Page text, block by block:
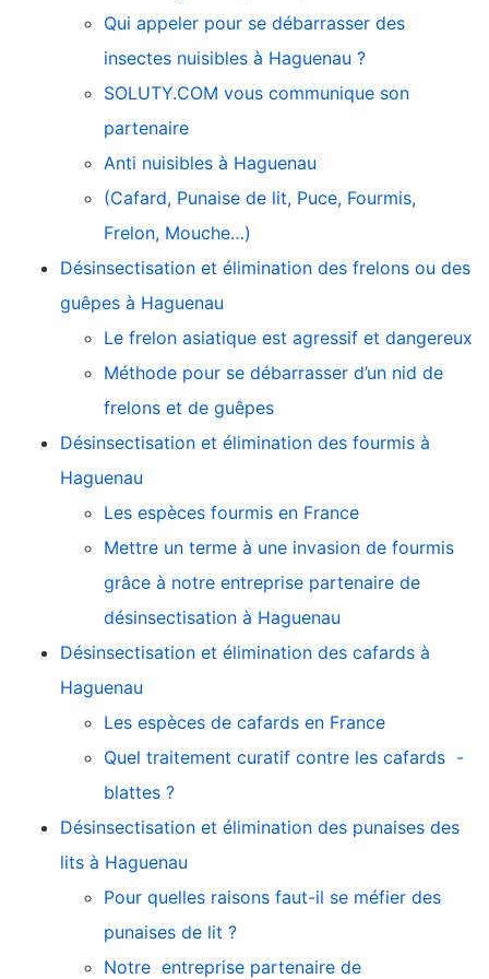
Qui appeler pour se débarrasser des
insectes nuisibles à Haguenau ?
SOLUTY.COM vous communique son
partenaire
Anti nuisibles à Haguenau
(Cafard, Punaise de lit, Puce, Fourmis,
Frelon, Mouche…)
Désinsectisation et élimination des frelons ou des
guêpes à Haguenau
Le frelon asiatique est agressif et dangereux
Méthode pour se débarrasser d’un nid de
frelons et de guêpes
Désinsectisation et élimination des fourmis à
Haguenau
Les espèces fourmis en France
Mettre un terme à une invasion de fourmis
grâce à notre entreprise partenaire de
désinsectisation à Haguenau
Désinsectisation et élimination des cafards à
Haguenau
Les espèces de cafards en France
Quel traitement curatif contre les cafards -
blattes ?
Désinsectisation et élimination des punaises des
lits à Haguenau
Pour quelles raisons faut-il se méfier des
punaises de lit ?
Notre entreprise partenaire de